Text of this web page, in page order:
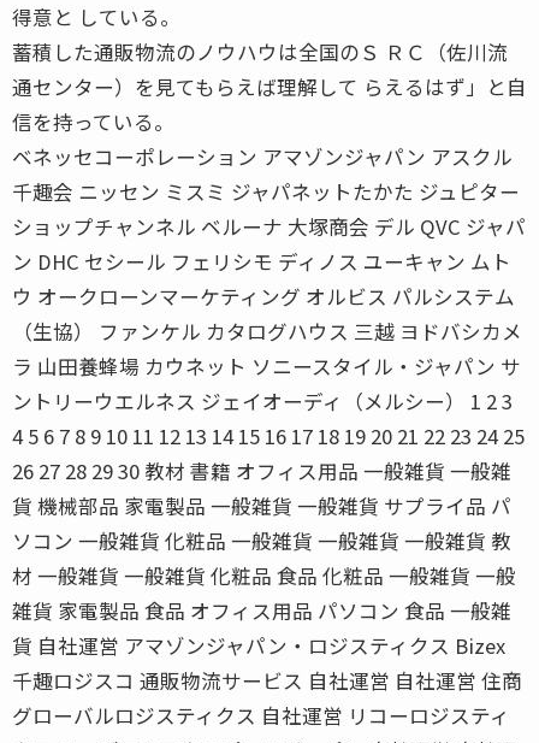
得意と している。
蓄積した通販物流のノウハウは全国のＳ ＲＣ（佐川流
通センター）を見てもらえば理解して らえるはず」と自
信を持っている。
ベネッセコーポレーション アマゾンジャパン アスクル
千趣会 ニッセン ミスミ ジャパネットたかた ジュピター
ショップチャンネル ベルーナ 大塚商会 デル QVC ジャパ
ン DHC セシール フェリシモ ディノス ユーキャン ムト
ウ オークローンマーケティング オルビス パルシステム
（生協） ファンケル カタログハウス 三越 ヨドバシカメ
ラ 山田養蜂場 カウネット ソニースタイル・ジャパン サ
ントリーウエルネス ジェイオーディ（メルシー） 1 2 3
4 5 6 7 8 9 10 11 12 13 14 15 16 17 18 19 20 21 22 23 24 25
26 27 28 29 30 教材 書籍 オフィス用品 一般雑貨 一般雑
貨 機械部品 家電製品 一般雑貨 一般雑貨 サプライ品 パ
ソコン 一般雑貨 化粧品 一般雑貨 一般雑貨 一般雑貨 教
材 一般雑貨 一般雑貨 化粧品 食品 化粧品 一般雑貨 一般
雑貨 家電製品 食品 オフィス用品 パソコン 食品 一般雑
貨 自社運営 アマゾンジャパン・ロジスティクス Bizex
千趣ロジスコ 通販物流サービス 自社運営 自社運営 住商
グローバルロジスティクス 自社運営 リコーロジスティ